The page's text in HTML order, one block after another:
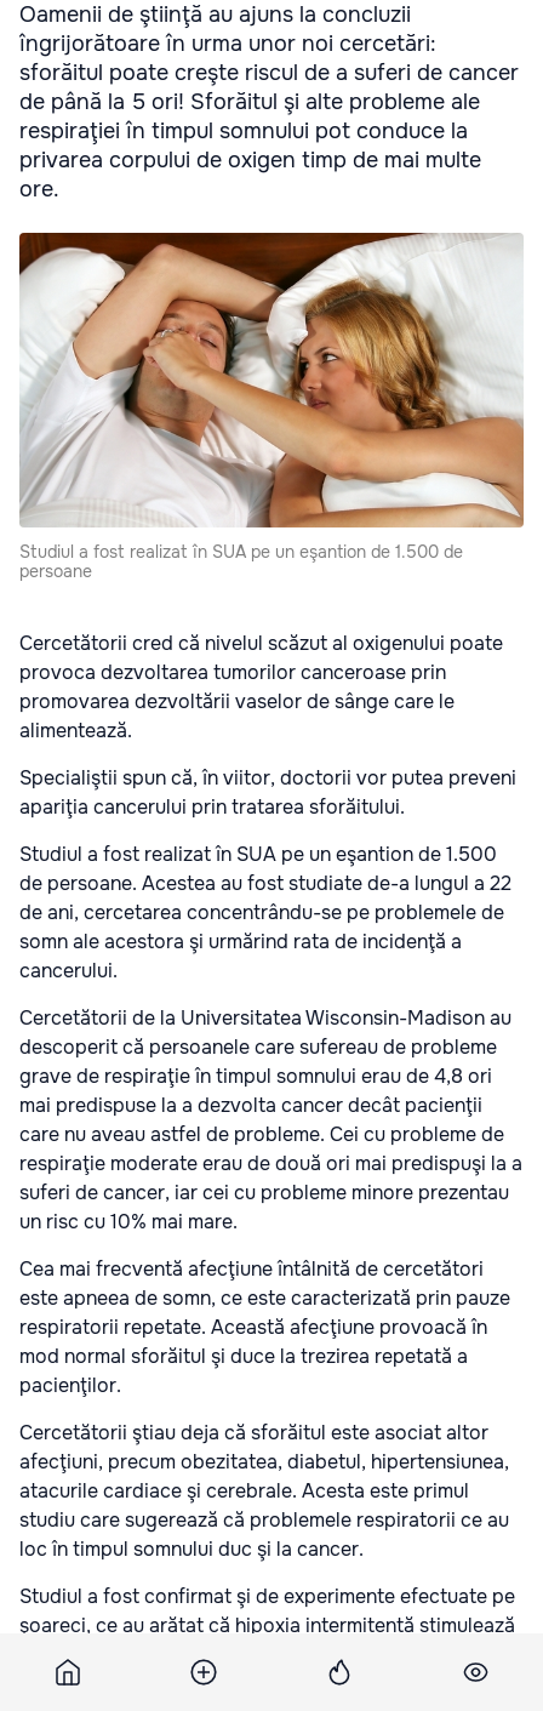
Oamenii de ştiinţă au ajuns la concluzii
îngrijorătoare în urma unor noi cercetări:
sforăitul poate creşte riscul de a suferi de cancer
de până la 5 ori! Sforăitul şi alte probleme ale
respiraţiei în timpul somnului pot conduce la
privarea corpului de oxigen timp de mai multe
ore.
Studiul a fost realizat în SUA pe un eşantion de 1.500 de
persoane
Cercetătorii cred că nivelul scăzut al oxigenului poate
provoca dezvoltarea tumorilor canceroase prin
promovarea dezvoltării vaselor de sânge care le
alimentează.
Specialiştii spun că, în viitor, doctorii vor putea preveni
apariţia cancerului prin tratarea sforăitului.
Studiul a fost realizat în SUA pe un eşantion de 1.500
de persoane. Acestea au fost studiate de-a lungul a 22
de ani, cercetarea concentrându-se pe problemele de
somn ale acestora şi urmărind rata de incidenţă a
cancerului.
Cercetătorii de la Universitatea Wisconsin-Madison au
descoperit că persoanele care sufereau de probleme
grave de respiraţie în timpul somnului erau de 4,8 ori
mai predispuse la a dezvolta cancer decât pacienţii
care nu aveau astfel de probleme. Cei cu probleme de
respiraţie moderate erau de două ori mai predispuşi la a
suferi de cancer, iar cei cu probleme minore prezentau
un risc cu 10% mai mare.
Cea mai frecventă afecţiune întâlnită de cercetători
este apneea de somn, ce este caracterizată prin pauze
respiratorii repetate. Această afecţiune provoacă în
mod normal sforăitul şi duce la trezirea repetată a
pacienţilor.
Cercetătorii ştiau deja că sforăitul este asociat altor
afecţiuni, precum obezitatea, diabetul, hipertensiunea,
atacurile cardiace şi cerebrale. Acesta este primul
studiu care sugerează că problemele respiratorii ce au
loc în timpul somnului duc şi la cancer.
Studiul a fost confirmat şi de experimente efectuate pe
şoareci, ce au arătat că hipoxia intermitentă stimulează
apariţia vaselor de sânge care „hrănesc” tumorile
canceroase (procesul poartă numele de